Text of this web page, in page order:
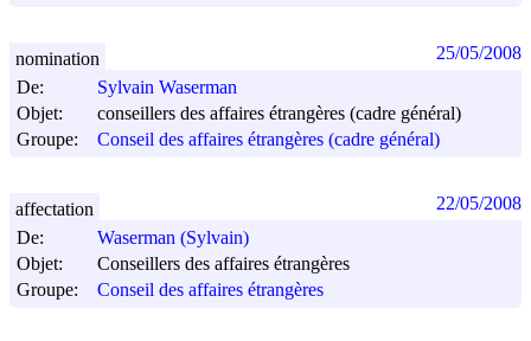
De:
Sylvain Waserman
Objet:
conseillers des affaires étrangères (cadre général)
Groupe:
Conseil des affaires étrangères (cadre général)
nomination 25/05/2008
De:
Waserman (Sylvain)
Objet:
Conseillers des affaires étrangères
Groupe:
Conseil des affaires étrangères
affectation 22/05/2008